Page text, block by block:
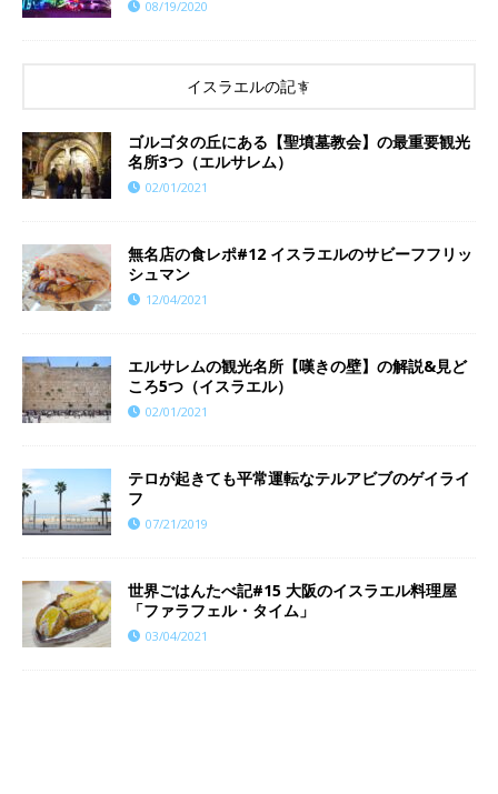
08/19/2020
イスラエルの記事
ゴルゴタの丘にある【聖墳墓教会】の最重要観光
名所3つ（エルサレム）
02/01/2021
無名店の食レポ#12 イスラエルのサビーフフリッ
シュマン
12/04/2021
エルサレムの観光名所【嘆きの壁】の解説&見ど
ころ5つ（イスラエル）
02/01/2021
テロが起きても平常運転なテルアビブのゲイライ
フ
07/21/2019
世界ごはんたべ記#15 大阪のイスラエル料理屋
「ファラフェル・タイム」
03/04/2021